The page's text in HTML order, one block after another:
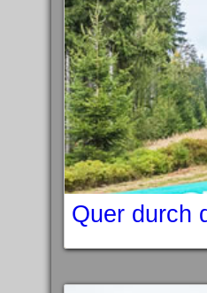
Quer durch